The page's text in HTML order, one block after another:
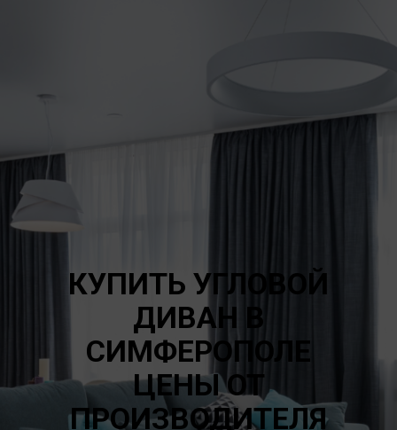
КУПИТЬ УГЛОВОЙ
ДИВАН В
СИМФЕРОПОЛЕ
ЦЕНЫ ОТ
ПРОИЗВОДИТЕЛЯ